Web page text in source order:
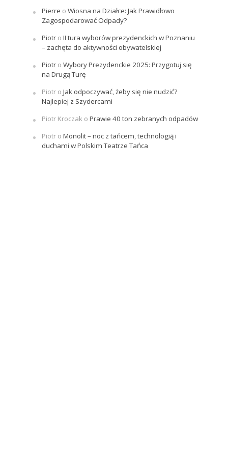
Pierre o Wiosna na Działce: Jak Prawidłowo
Zagospodarować Odpady?
Piotro II tura wyborów prezydenckich w Poznaniu
– zachęta do aktywności obywatelskiej
Piotro Wybory Prezydenckie 2025: Przygotuj się
na Drugą Turę
Piotro Jak odpoczywać, żeby się nie nudzić?
Najlepiej z Szydercami
Piotr Kroczako Prawie 40 ton zebranych odpadów
Piotro Monolit – noc z tańcem, technologią i
duchami w Polskim Teatrze Tańca